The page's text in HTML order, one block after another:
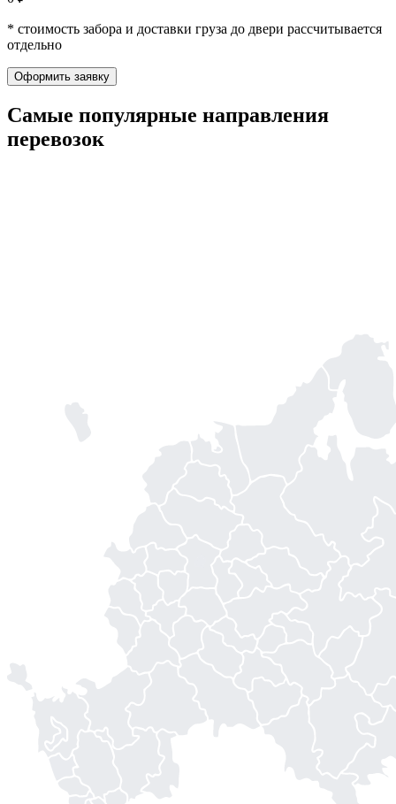
* стоимость забора и доставки груза до двери рассчитывается
отдельно
Оформить заявку
Самые популярные направления
перевозок